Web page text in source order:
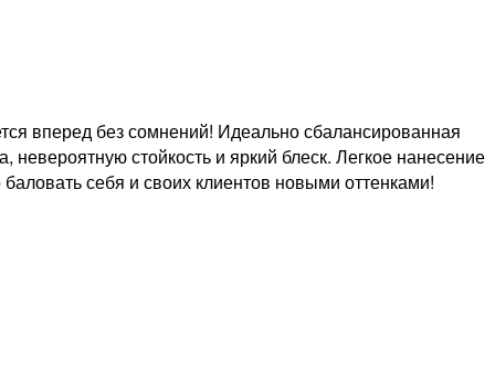
вперед без сомнений! Идеально сбалансированная
стойкость и яркий блеск. Легкое нанесение
себя и своих клиентов новыми оттенками!